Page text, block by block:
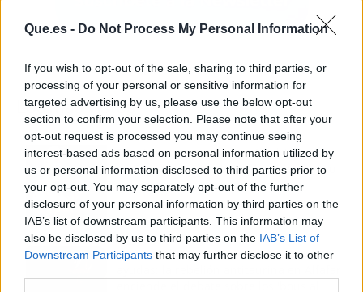
Que.es - Do Not Process My Personal Information
If you wish to opt-out of the sale, sharing to third parties, or
processing of your personal or sensitive information for
targeted advertising by us, please use the below opt-out
section to confirm your selection. Please note that after your
opt-out request is processed you may continue seeing
interest-based ads based on personal information utilized by
us or personal information disclosed to third parties prior to
your opt-out. You may separately opt-out of the further
disclosure of your personal information by third parties on the
IAB’s list of downstream participants. This information may
also be disclosed by us to third parties on the IAB’s List of
Downstream Participants that may further disclose it to other
Los más vistos
Tom Jones demuestra en Madrid que su
voz sigue desafiando implacable el paso
del tiempo
Fuego en los cuernos y millones en